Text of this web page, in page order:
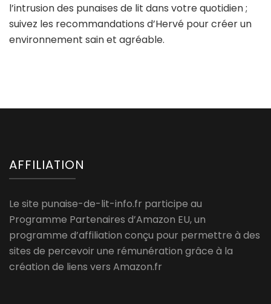
l’intrusion des punaises de lit dans votre quotidien ;
suivez les recommandations d’Hervé pour créer un
environnement sain et agréable.
AFFILIATION
Le site punaise-de-lit-info.fr participe au
Programme Partenaires d’Amazon EU, un
programme d’affiliation conçu pour permettre à des
sites de percevoir une rémunération grâce à la
création de liens vers Amazon.fr